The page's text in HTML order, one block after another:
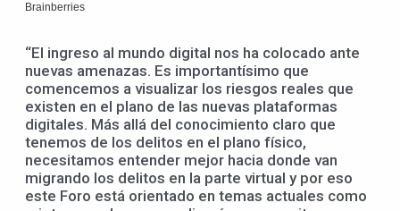
“El ingreso al mundo digital nos ha colocado ante
nuevas amenazas. Es importantísimo que
comencemos a visualizar los riesgos reales que
existen en el plano de las nuevas plataformas
digitales. Más allá del conocimiento claro que
tenemos de los delitos en el plano físico,
necesitamos entender mejor hacia donde van
migrando los delitos en la parte virtual y por eso
este Foro está orientado en temas actuales como